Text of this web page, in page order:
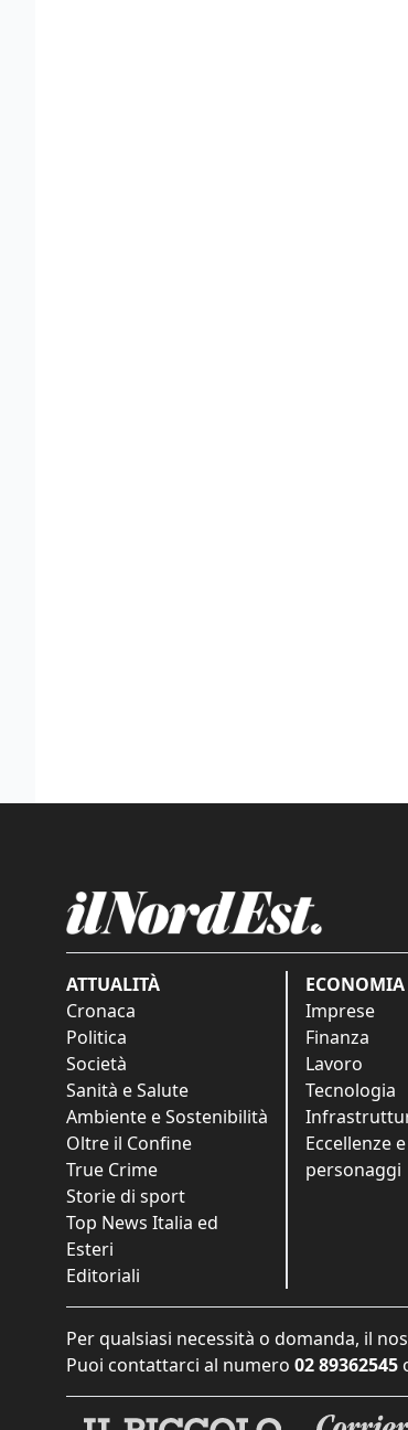
ATTUALITÀ
Cronaca
Politica
Società
Sanità e Salute
Ambiente e Sostenibilità
Oltre il Confine
True Crime
Storie di sport
Top News Italia ed
Esteri
Editoriali
ECONOMIA
Imprese
Finanza
Lavoro
Tecnologia
Eccellenze e
personaggi
Per qualsiasi necessità o domanda, il
Puoi contattarci al numero 02 89362545